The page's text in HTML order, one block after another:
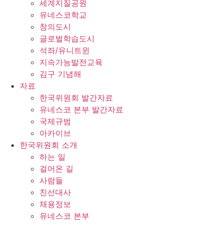
세계지질공원
유네스코학교
창의도시
글로벌학습도시
석좌/유니트윈
지속가능발전교육
김구 기념해
자료
한국위원회 발간자료
유네스코 본부 발간자료
국제규범
아카이브
한국위원회 소개
하는 일
걸어온 길
사람들
친선대사
채용정보
유네스코 본부